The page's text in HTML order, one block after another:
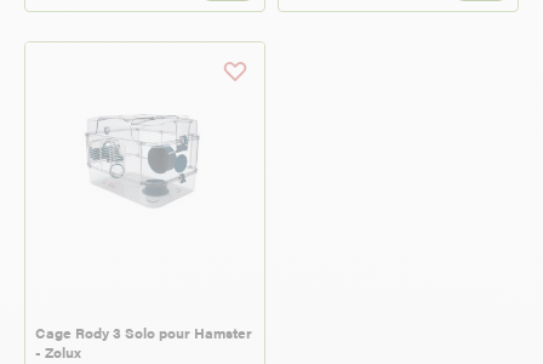
Cage Rody 3 Solo pour Hamster
- Zolux